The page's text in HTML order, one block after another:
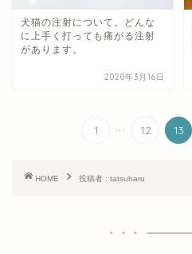
犬猫の注射について。どんな
に上手く打っても痛がる注射
があります。
2020年3月16日
1 ... 12 13
HOME 投稿者 : tatsuharu